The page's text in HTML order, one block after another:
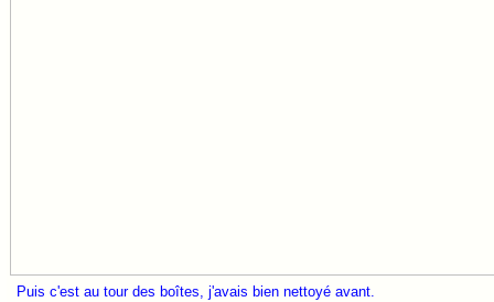
Puis c'est au tour des boîtes, j'avais bien nettoyé avant.